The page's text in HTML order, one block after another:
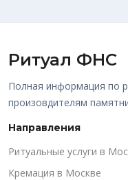
Ритуал ФНС
Полная информация по
произовдителям
Направления
Ритуальные услуги в
Кремация в Москве